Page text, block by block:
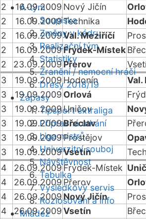
A-tým
Soupiska
Změny v kádru
Realizační tým
Statistiky
Zranění / nemocní hráči
Dresy 2018/19
Zápasy
Tipsport extraliga
Přípravná utkání
Liga mistrů
Univerzitní souboj
Návštěvnost
Tabulka
Výsledkový servis
Rozlosování a info
Mládež
2
16.09.2009 Nový Jičín
2
16.09.2009Technika
2
16.09.2009Val. Meziříčí
2
16.09.2009Frýdek-Místek
2
23.09.2009Přerov
3
19.09.2009 Hodonín Val.
3
19.09.2009 Orlová
3
19.09.2009Uničov
3
19.09.2009Břeclav
3
19.09.2009Prostějov
3
19.09.2009Vsetín
4
26.09.2009Frýdek-Místek
4
26.09.2009 Přerov
4
26.09.2009 Nový Jičín
4
26.09.2009Vsetín